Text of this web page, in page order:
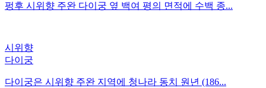
펑후 시위향 주완 다이궁 옆 백여 평의 면적에 수백 종...
시위향
다이궁
다이궁은 시위향 주완 지역에 청나라 동치 원년 (186...